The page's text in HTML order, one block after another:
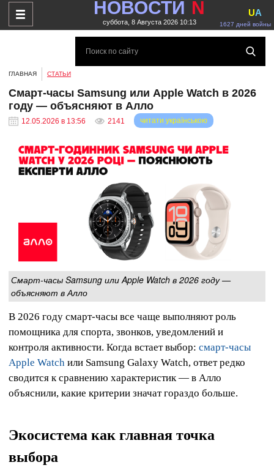
НОВОСТИ N
суббота, 8 Августа 2026 10:13 1627 дней войны
UA
ГЛАВНАЯ СТАТЬИ
Смарт-часы Samsung или Apple Watch в 2026
году — объясняют в Алло
12.05.2026 в 13:56 2141 читати українською
Смарт-часы Samsung или Apple Watch в 2026 году —
объясняют в Алло
В 2026 году смарт-часы все чаще выполняют роль
помощника для спорта, звонков, уведомлений и
контроля активности. Когда встает выбор: смарт-часы
Apple Watch или Samsung Galaxy Watch, ответ редко
сводится к сравнению характеристик — в Алло
объяснили, какие критерии значат гораздо больше.
Экосистема как главная точка
выбора